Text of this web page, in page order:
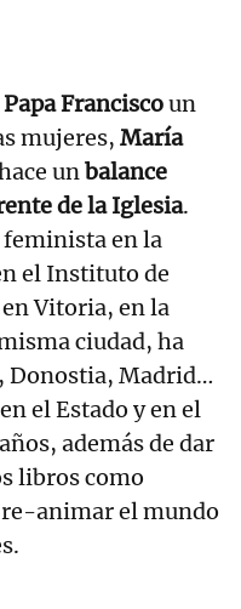
Papa Franciscoun
mujeres, María
unbalance
de la Iglesia.
en la
el Instituto de
Vitoria, en la
ciudad, ha
Donostia, Madrid…
el Estado y en el
además de dar
libros como
animar el mundo